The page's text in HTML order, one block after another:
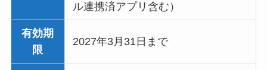
ル連携済アプリ含む）
有効期
限
2027年3月31日まで